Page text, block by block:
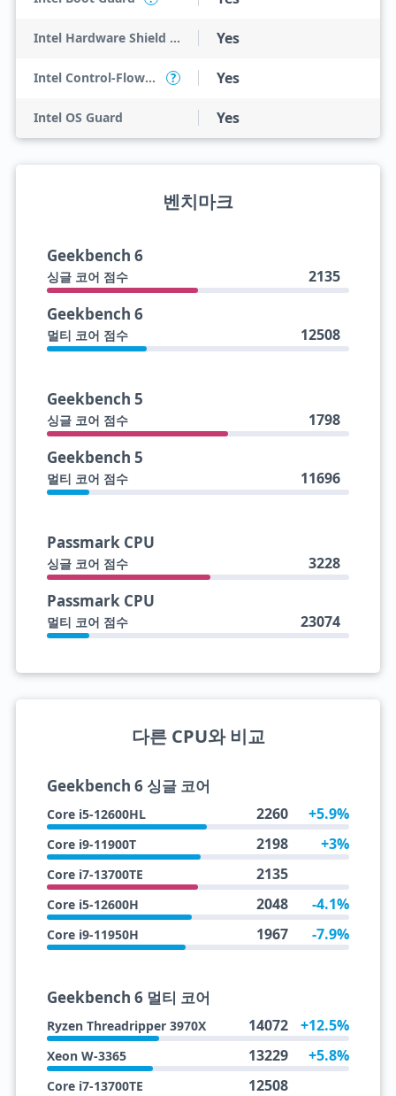
Intel Hardware Shield Eligibility Yes
Intel Control-Flow Enforcement Technology ? Yes
Intel OS Guard Yes
벤치마크
Geekbench 6
싱글 코어 점수 2135
Geekbench 6
멀티 코어 점수 12508
Geekbench 5
싱글 코어 점수 1798
Geekbench 5
멀티 코어 점수 11696
Passmark CPU
싱글 코어 점수 3228
Passmark CPU
멀티 코어 점수 23074
다른 CPU와 비교
Geekbench 6 싱글 코어
Core i5-12600HL 2260 +5.9%
Core i9-11900T 2198 +3%
Core i7-13700TE 2135
Core i5-12600H 2048 -4.1%
Core i9-11950H 1967 -7.9%
Geekbench 6 멀티 코어
Ryzen Threadripper 3970X 14072 +12.5%
Xeon W-3365 13229 +5.8%
Core i7-13700TE 12508